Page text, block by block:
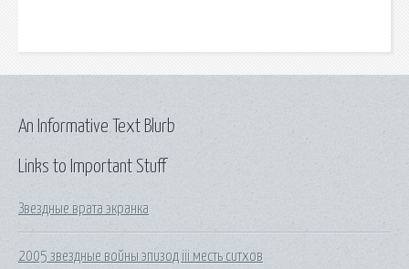
Links to Important Stuff
Звездные врата экранка
2005 звездные войны эпизод iii месть ситхов
An Informative Text Blurb